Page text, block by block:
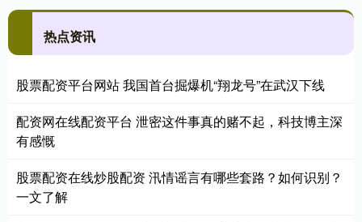
热点资讯
股票配资平台网站 我国首台掘爆机“翔龙号”在武汉下线
配资网在线配资平台 泄密这件事真的赌不起，科技博主深
有感慨
股票配资在线炒股配资 汛情谣言有哪些套路？如何识别？
一文了解